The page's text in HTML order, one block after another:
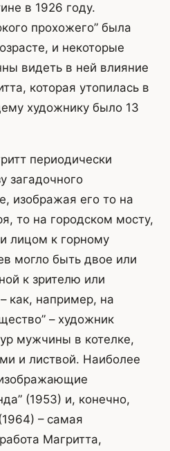
в 1926 году.
прохожего” была
и некоторые
видеть в ней влияние
которая утопилась в
художнику было 13
периодически
загадочного
изображая его то на
то на городском мосту,
лицом к горному
могло быть двое или
к зрителю или
как, например, на
– художник
мужчины в котелке,
и листвой. Наиболее
(1953) и, конечно,
– самая
Магритта,